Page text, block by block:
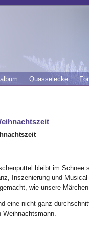
Quasselecke
bleibt im Schnee
Inszenierung und
wie unsere
eine nicht ganz
Weihnachtsmann.